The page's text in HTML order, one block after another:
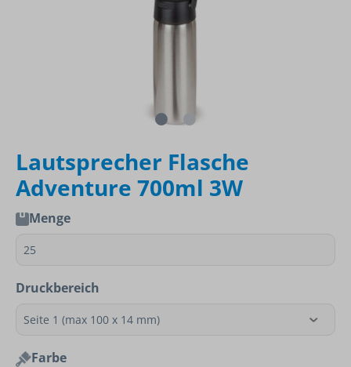
Lautsprecher Flasche
Adventure 700ml 3W
Menge
Druckbereich
Farbe